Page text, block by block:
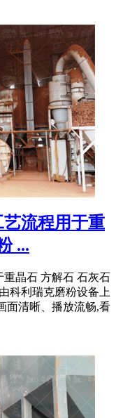
流程用于重
...
晶石 方解石 石灰石
科利瑞克磨粉设备上
面清晰、播放流畅,看